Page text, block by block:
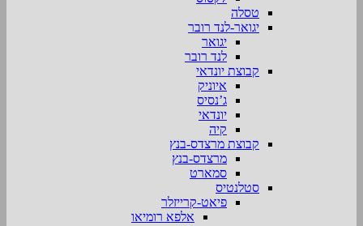
טסלה
יגואר-לנד רובר
יגואר
לנד רובר
קבוצת יונדאי
איוניק
ג’נסיס
יונדאי
קיה
קבוצת מרצדס-בנץ
מרצדס-בנץ
סמארט
סטלנטיס
פיאט-קרייזלר
אלפא רומיאו